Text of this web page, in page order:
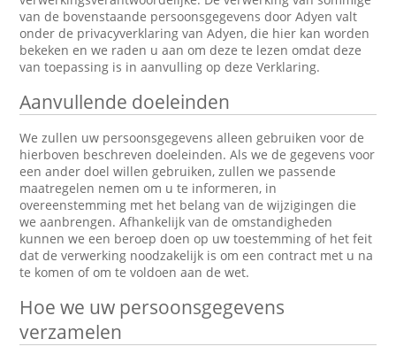
van de bovenstaande persoonsgegevens door Adyen valt
onder de privacyverklaring van Adyen, die hier kan worden
bekeken en we raden u aan om deze te lezen omdat deze
van toepassing is in aanvulling op deze Verklaring.
Aanvullende doeleinden
We zullen uw persoonsgegevens alleen gebruiken voor de
hierboven beschreven doeleinden. Als we de gegevens voor
een ander doel willen gebruiken, zullen we passende
maatregelen nemen om u te informeren, in
overeenstemming met het belang van de wijzigingen die
we aanbrengen. Afhankelijk van de omstandigheden
kunnen we een beroep doen op uw toestemming of het feit
dat de verwerking noodzakelijk is om een contract met u na
te komen of om te voldoen aan de wet.
Hoe we uw persoonsgegevens
verzamelen